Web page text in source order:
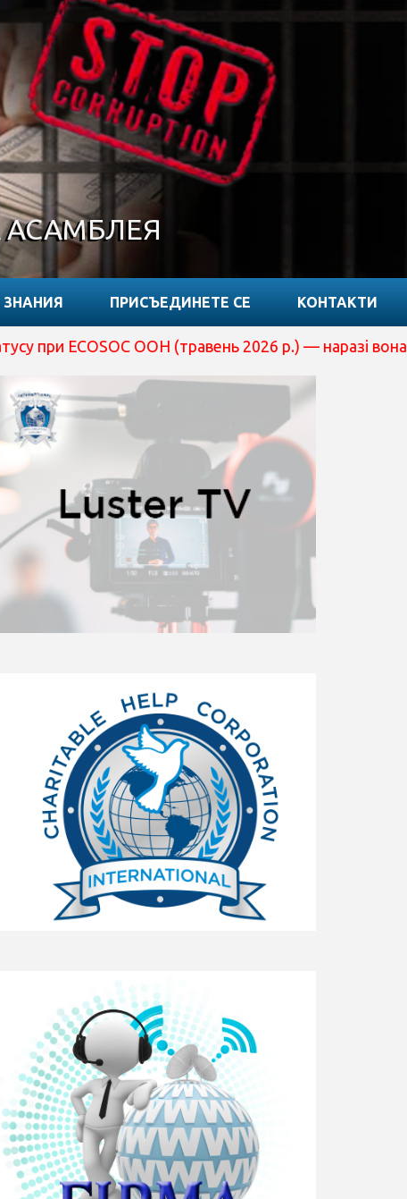
ЗНАНИЯ ПРИСЪЕДИНЕТЕ СЕ КОНТАКТИ
ООН (травень 2026 р.) — наразі вона перебуває